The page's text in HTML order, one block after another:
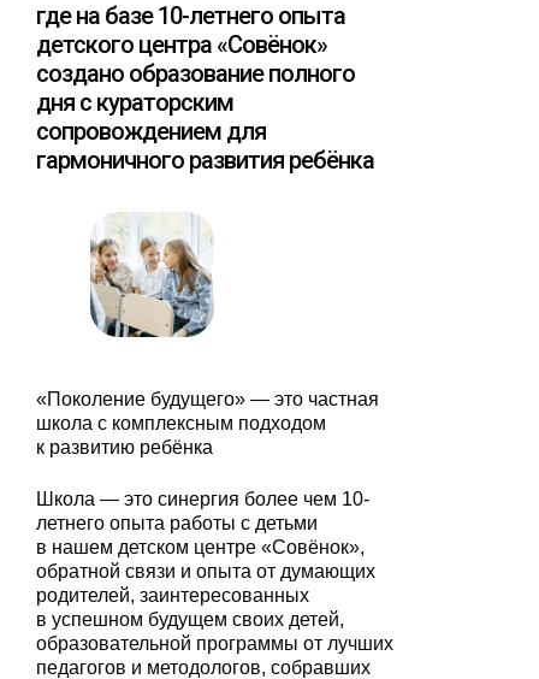
где на базе 10-летнего опыта
детского центра «Совёнок»
создано образование полного
дня с кураторским
сопровождением для
гармоничного развития ребёнка
Школа — это синергия более чем 10-
летнего опыта работы с детьми
в нашем детском центре «Совёнок»,
обратной связи и опыта от думающих
родителей, заинтересованных
в успешном будущем своих детей,
образовательной программы от лучших
педагогов и методологов, собравших
«Поколение будущего» — это частная
школа с комплексным подходом
к развитию ребёнка